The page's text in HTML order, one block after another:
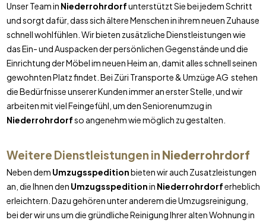
Unser Team in Niederrohrdorfunterstützt Sie bei jedem Schritt
und sorgt dafür, dass sich ältere Menschen in ihrem neuen Zuhause
schnell wohlfühlen. Wir bieten zusätzliche Dienstleistungen wie
das Ein- und Auspacken der persönlichen Gegenstände und die
Einrichtung der Möbel im neuen Heim an, damit alles schnell seinen
gewohnten Platz findet. Bei Züri Transporte & Umzüge AG stehen
die Bedürfnisse unserer Kunden immer an erster Stelle, und wir
arbeiten mit viel Feingefühl, um den Seniorenumzug in
Niederrohrdorfso angenehm wie möglich zu gestalten.
Weitere Dienstleistungen in Niederrohrdorf
Neben dem Umzugsspeditionbieten wir auch Zusatzleistungen
an, die Ihnen den Umzugsspeditionin Niederrohrdorferheblich
erleichtern. Dazu gehören unter anderem die Umzugsreinigung,
bei der wir uns um die gründliche Reinigung Ihrer alten Wohnung in